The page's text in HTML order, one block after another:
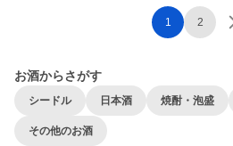
1 2
お酒からさがす
シードル 日本酒 焼酎・泡盛
その他のお酒